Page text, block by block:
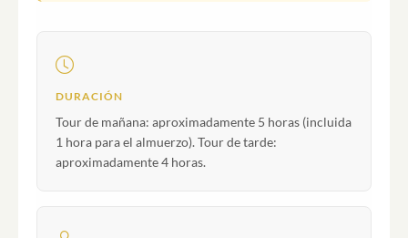
DURACIÓN
Tour de mañana: aproximadamente 5 horas (incluida
1 hora para el almuerzo). Tour de tarde:
aproximadamente 4 horas.